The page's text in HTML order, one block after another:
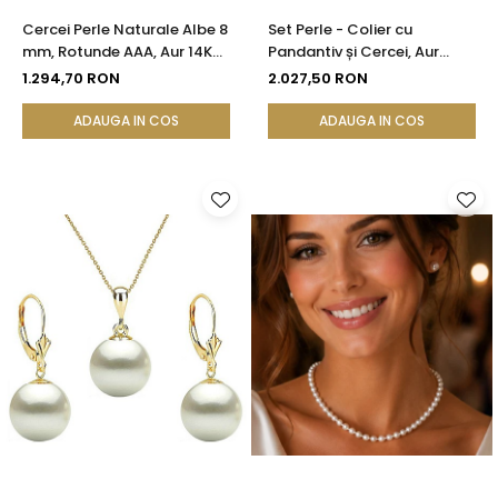
Cercei Perle Naturale Albe 8
mm, Rotunde AAA, Aur 14K
(aur 585), Model Lalea |
1.294,70 RON
ADAUGA IN COS
Set Perle - Colier cu
Pandantiv și Cercei, Aur
Galben 14K, Perle Albe
2.027,50 RON
ADAUGA IN COS